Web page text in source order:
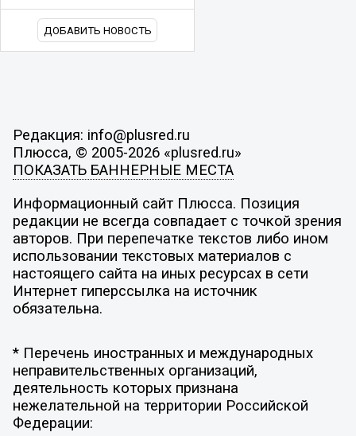
ДОБАВИТЬ НОВОСТЬ
Редакция: info@plusred.ru
Плюсса, © 2005-2026 «plusred.ru»
ПОКАЗАТЬ БАННЕРНЫЕ МЕСТА
Информационный сайт Плюсса. Позиция
редакции не всегда совпадает с точкой зрения
авторов. При перепечатке текстов либо ином
использовании текстовых материалов с
настоящего сайта на иных ресурсах в сети
Интернет гиперссылка на источник
обязательна.
* Перечень иностранных и международных
неправительственных организаций,
деятельность которых признана
нежелательной на территории Российской
Федерации: